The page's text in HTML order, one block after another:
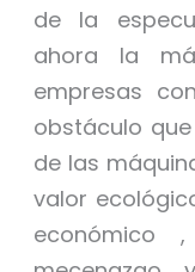
de la
ahora la
empresas
obstáculo
de las
valor
económico